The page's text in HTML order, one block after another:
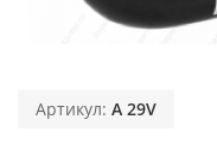
Артикул: A 29V